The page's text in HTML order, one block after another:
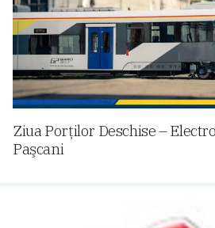
Ziua Porților Deschise –
Paşcani